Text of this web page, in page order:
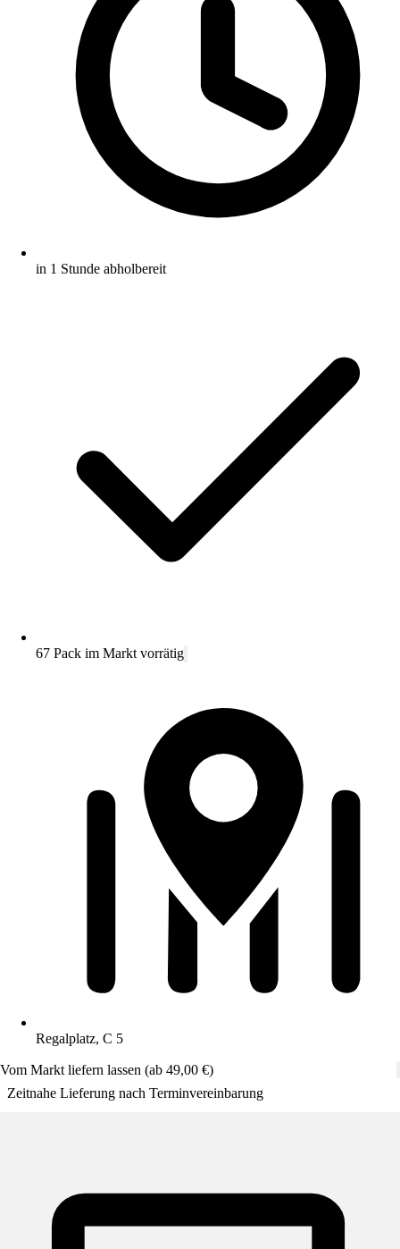
in 1 Stunde abholbereit
67 Pack im Markt vorrätig
Regalplatz, C 5
Vom Markt liefern lassen (ab 49,00 €)
Zeitnahe Lieferung nach Terminvereinbarung